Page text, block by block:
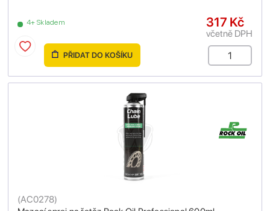
4+ Skladem 317 Kč
včetně DPH
PŘIDAT DO KOŠÍKU
(AC0278)